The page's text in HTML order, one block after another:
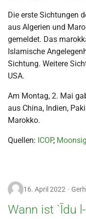
Die erste Sichtungen
aus Algerien und
gemeldet. Das
Islamische
Sichtung. Weitere
USA.
Am Montag, 2. Mai
aus China, Indien,
Marokko.
Quellen: ICOP,
16. April 2022
Wann ist `Īdu